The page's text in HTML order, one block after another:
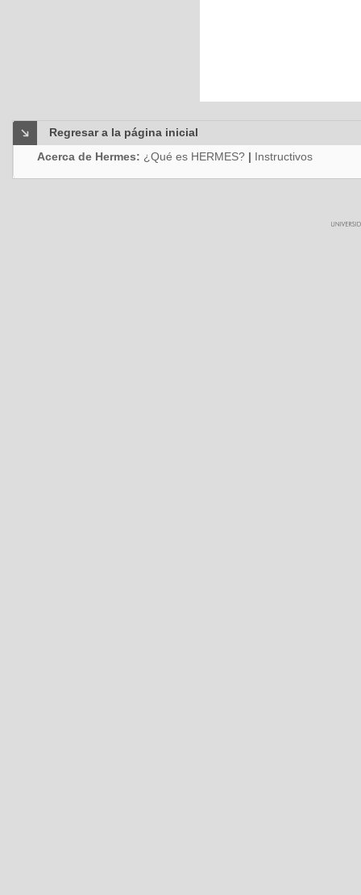
Regresar a la página inicial
Acerca de Hermes: ¿Qué es HERMES? | Instructivos